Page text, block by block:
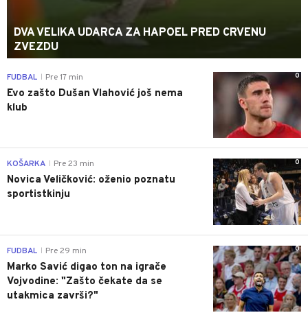
DVA VELIKA UDARCA ZA HAPOEL PRED CRVENU
ZVEZDU
0
FUDBAL Pre 17 min
Evo zašto Dušan Vlahović još nema
klub
0
KOŠARKA Pre 23 min
Novica Veličković: oženio poznatu
sportistkinju
0
FUDBAL Pre 29 min
Marko Savić digao ton na igrače
Vojvodine: "Zašto čekate da se
utakmica završi?"